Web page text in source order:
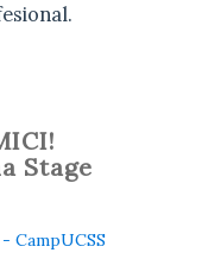
Stage
CampUCSS